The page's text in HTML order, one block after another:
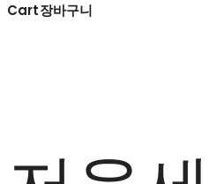
Cart장바구니